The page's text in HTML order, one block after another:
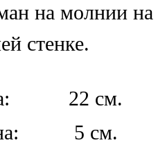
на молнии на
стенке.
22 см.
5 см.